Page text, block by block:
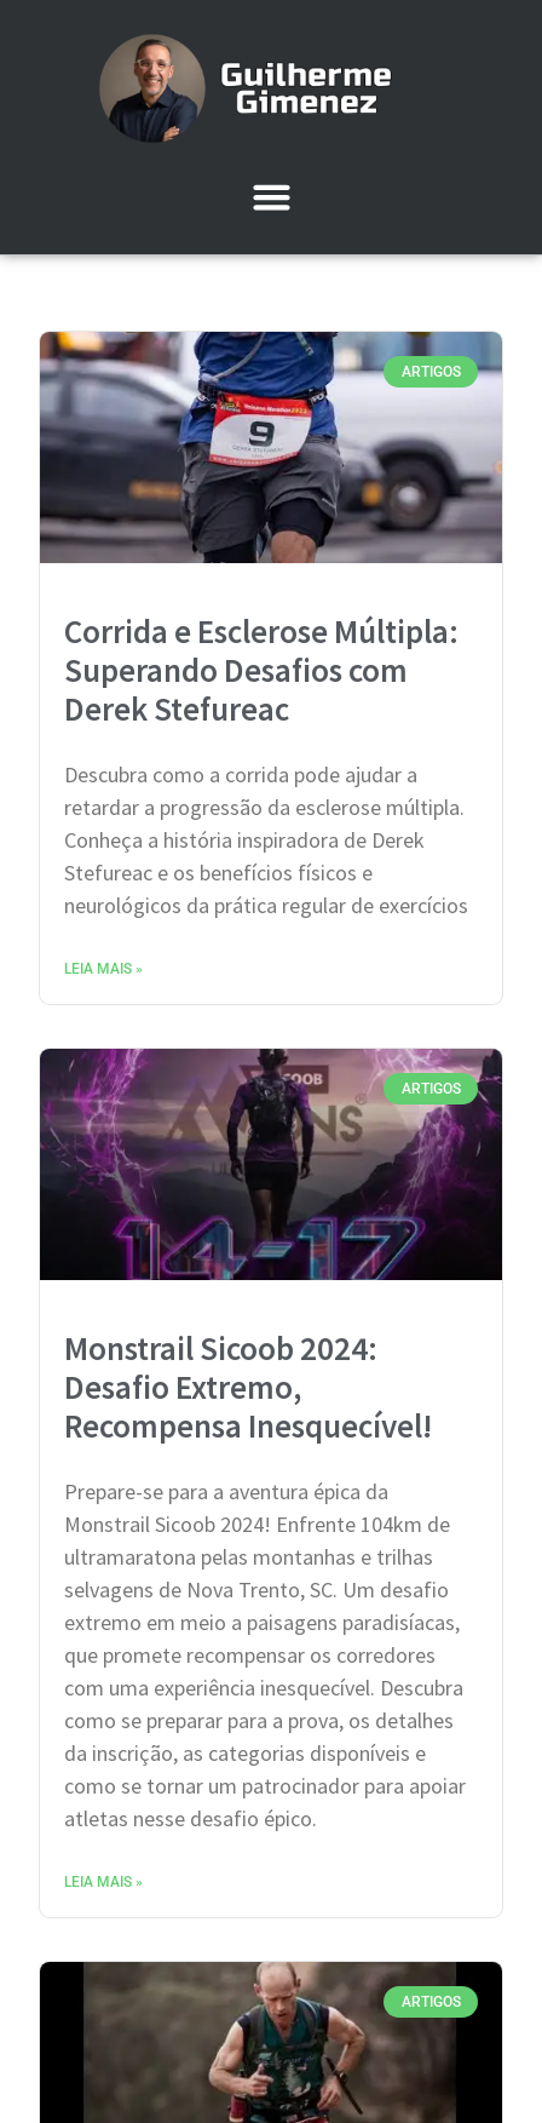
ARTIGOS
Corrida e Esclerose Múltipla:
Superando Desafios com
Derek Stefureac
Descubra como a corrida pode ajudar a
retardar a progressão da esclerose múltipla.
Conheça a história inspiradora de Derek
Stefureac e os benefícios físicos e
neurológicos da prática regular de exercícios
LEIA MAIS »
ARTIGOS
Monstrail Sicoob 2024:
Desafio Extremo,
Recompensa Inesquecível!
Prepare-se para a aventura épica da
Monstrail Sicoob 2024! Enfrente 104km de
ultramaratona pelas montanhas e trilhas
selvagens de Nova Trento, SC. Um desafio
extremo em meio a paisagens paradisíacas,
que promete recompensar os corredores
com uma experiência inesquecível. Descubra
como se preparar para a prova, os detalhes
da inscrição, as categorias disponíveis e
como se tornar um patrocinador para apoiar
atletas nesse desafio épico.
LEIA MAIS »
ARTIGOS